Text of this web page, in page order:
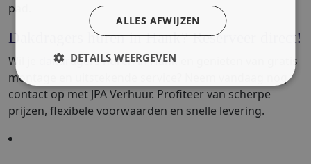
pad.
Dakdragers huren in Hank? Reserveer direct!
Wil je dakdragers huren in Hank
en genieten van gratis
montage en uitstekende service? Neem vandaag nog
contact op met JPA Verhuur. Profiteer van scherpe
prijzen, flexibele voorwaarden en snelle levering.
ALLES AFWIJZEN
DETAILS WEERGEVEN